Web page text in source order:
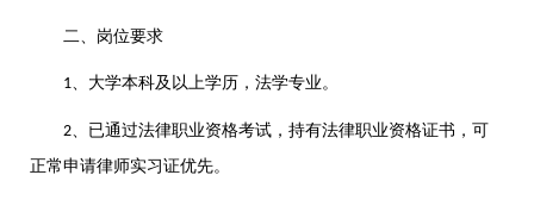
二、岗位要求
1、大学本科及以上学历，法学专业。
2、已通过法律职业资格考试，持有法律职业资格证书，可
正常申请律师实习证优先。